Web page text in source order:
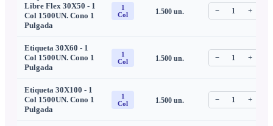
Libre Flex 30X50 - 1
Col 1500UN. Cono 1
Pulgada
1
Col
1.500un. − 1 +
Etiqueta 30X60 - 1
Col 1500UN. Cono 1
Pulgada
1
Col
1.500un. − 1 +
Etiqueta 30X100 - 1
Col 1500UN. Cono 1
Pulgada
1
Col
1.500un. − 1 +